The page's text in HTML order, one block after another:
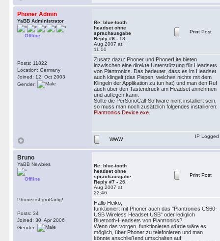
Phoner Admin
YaBB Administrator
Offline
Posts: 11822
Location: Germany
Joined: 12. Oct 2003
Gender:
Re: blue-tooth
headset ohne
sprachausgabe
Reply #6 - 18.
Aug 2007 at
11:00
Print Post
Zusatz dazu: Phoner und PhonerLite bieten
inzwischen eine direkte Unterstützung für Headsets
von Plantronics. Das bedeutet, dass es im Headset
auch klingelt (das Piepen, welches nichts mit dem
Klingeln der Applikation zu tun hat) und man den Ruf
auch über den Tastendruck am Headset annehmen
und auflegen kann.
Sollte die PerSonoCall-Software nicht installiert sein,
so muss man noch zusätzlich folgendes installieren:
Plantronics Device.exe
WWW
IP Logged
Bruno
YaBB Newbies
Offline
Phoner ist großartig!
Posts: 34
Joined: 30. Apr 2006
Gender:
Re: blue-tooth
headset ohne
sprachausgabe
Reply #7 - 26.
Aug 2007 at
22:46
Print Post
Hallo Heiko,
funktioniert mit Phoner auch das "Plantronics CS60-
USB Wireless Headset USB" oder lediglich
Bluetooth-Headsets von Plantronics?
Wenn das vorgen. funktionieren würde wäre es
möglich, über Phoner zu telefonieren und man
könnte anschließend umschalten auf